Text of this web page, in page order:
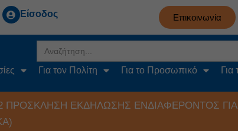
Είσοδος Επικοινωνία
for:
Για τον Πολίτη Για το Προσωπικό
ΠΡΟΣΚΛΗΣΗ ΕΚΔΗΛΩΣΗΣ ΕΝΔΙΑΦΕΡΟΝΤΟΣ